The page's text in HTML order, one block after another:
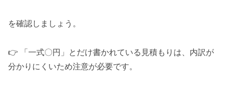
を確認しましょう。
👉 「一式〇円」とだけ書かれている見積もりは、内訳が
分かりにくいため注意が必要です。